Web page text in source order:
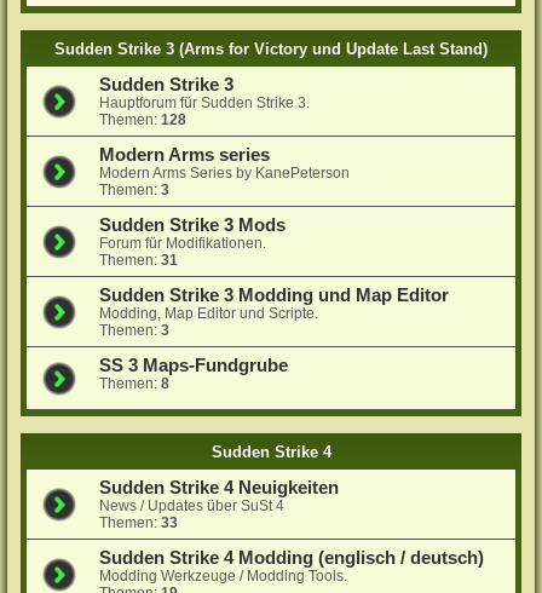
Sudden Strike 3 (Arms for Victory und Update Last Stand)
Sudden Strike 3
Hauptforum für Sudden Strike 3.
Themen:128
Modern Arms series
Modern Arms Series by KanePeterson
Themen:3
Sudden Strike 3 Mods
Forum für Modifikationen.
Themen:31
Sudden Strike 3 Modding und Map Editor
Modding, Map Editor und Scripte.
Themen:3
SS 3 Maps-Fundgrube
Themen:8
Sudden Strike 4
Sudden Strike 4 Neuigkeiten
News / Updates über SuSt 4
Themen:33
Sudden Strike 4 Modding (englisch / deutsch)
Modding Werkzeuge / Modding Tools.